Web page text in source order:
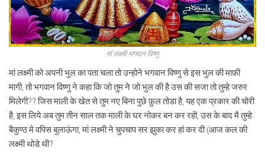
मां लक्ष्मी भगवान विष्णु
मां लक्ष्मी को अपनी भुल का पता चला तो उन्होने भगवान विष्णु से इस भुल की माफ़ी
मागी, तो भगवान विष्णु ने कहा कि जो तुम ने जो भुल की है उस की सजा तो तुम्हे जरुर
मिलेगी?? जिस माली के खेत से तुम नए बिना पुछे फ़ुल तोडा है, यह एक प्रकार की चोरी
है, इस लिये अब तुम तीन साल तक माली के घर नोकर बन कर रहॊ, उस के बाद मै तुम्हे
बैकुण्ठ मे वपिस बुलाऊंगा, मां लक्ष्मी ने चुपचाप सर झुका कर हां कर दी (आज कल की
लक्ष्मी थोडे थी?